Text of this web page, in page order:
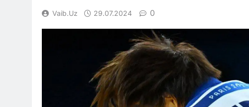
Vaib.uz 29.07.2024 0